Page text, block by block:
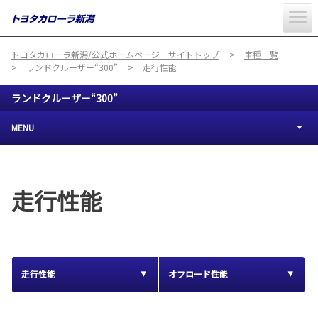
トヨタカローラ新潟/公式ホームページ サイトトップ
車種一覧
ランドクルーザー“300”
走行性能
ランドクルーザー“300”
MENU
走行性能
走行性能 オフロード性能